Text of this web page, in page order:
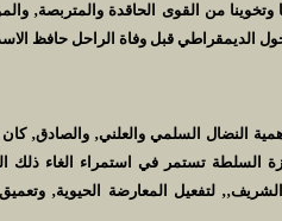
من القوى الحاقدة والمتربصة‚
الديمقراطي قبل وفاة الراحل حافظ
النضال السلمي والعلني‚ والصادق‚
السلطة تستمر في استمراء الغاء ذلك
لتفعيل المعارضة الحيوية‚ وتعميق